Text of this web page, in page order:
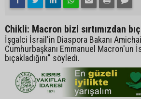
Chikli: Macron bizi sırtımızdan
İşgalci İsrail'in Diaspora Bakanı
Cumhurbaşkanı Emmanuel Macron'un
bıçakladığını" söyledi.